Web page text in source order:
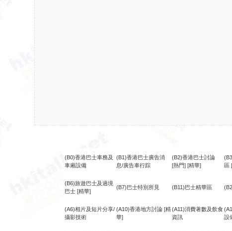
(B0)香港巴士車務及
車廂設備
(B1)香港巴士廣告消
息/廣告車行踪
(B2)香港巴士討論
[熱門] [精華]
區
(B6)旅遊巴士及過境
巴士 [精華]
(B7)巴士特別所見 (B11)巴士精華區
(A6)相片及短片分享/
攝影技術
(A10)香港地方討論 [精
華]
(A11)消費著數及飲食
資訊
設